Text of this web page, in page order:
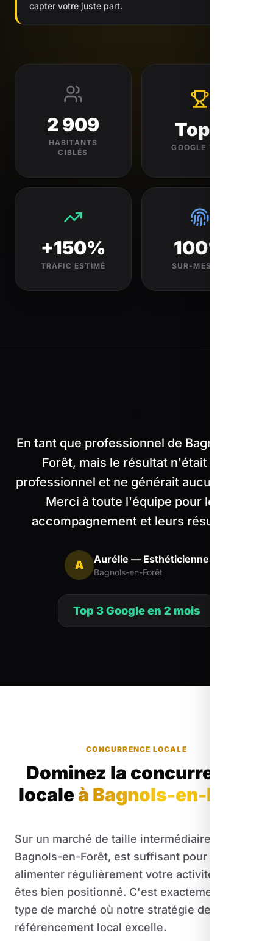
capter votre juste part.
2 909
HABITANTS
CIBLÉS
Top 3
GOOGLE VISÉ
+150%
TRAFIC ESTIMÉ
100%
SUR-MESURE
En tant que professionnel de Bagnols-en-
Forêt, mais le résultat n'était pas
professionnel et ne générait aucun client.
Merci à toute l'équipe pour leur
accompagnement et leurs résultats.
A Aurélie — Esthéticienne
Bagnols-en-Forêt
Top 3 Google en 2 mois
CONCURRENCE LOCALE
Dominez la concurrence
localeà Bagnols-en-Forêt
Sur un marché de taille intermédiaire comme
Bagnols-en-Forêt, est suffisant pour
alimenter régulièrement votre activité si vous
êtes bien positionné. C'est exactement le
type de marché où notre stratégie de
référencement local excelle.